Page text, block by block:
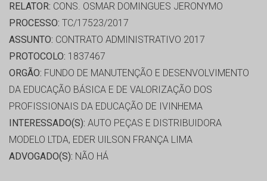
RELATOR: CONS. OSMAR DOMINGUES JERONYMO
PROCESSO: TC/17523/2017
ASSUNTO: CONTRATO ADMINISTRATIVO 2017
PROTOCOLO: 1837467
ORGÃO: FUNDO DE MANUTENÇÃO E DESENVOLVIMENTO
DA EDUCAÇÃO BÁSICA E DE VALORIZAÇÃO DOS
PROFISSIONAIS DA EDUCAÇÃO DE IVINHEMA
INTERESSADO(S): AUTO PEÇAS E DISTRIBUIDORA
MODELO LTDA, EDER UILSON FRANÇA LIMA
ADVOGADO(S): NÃO HÁ